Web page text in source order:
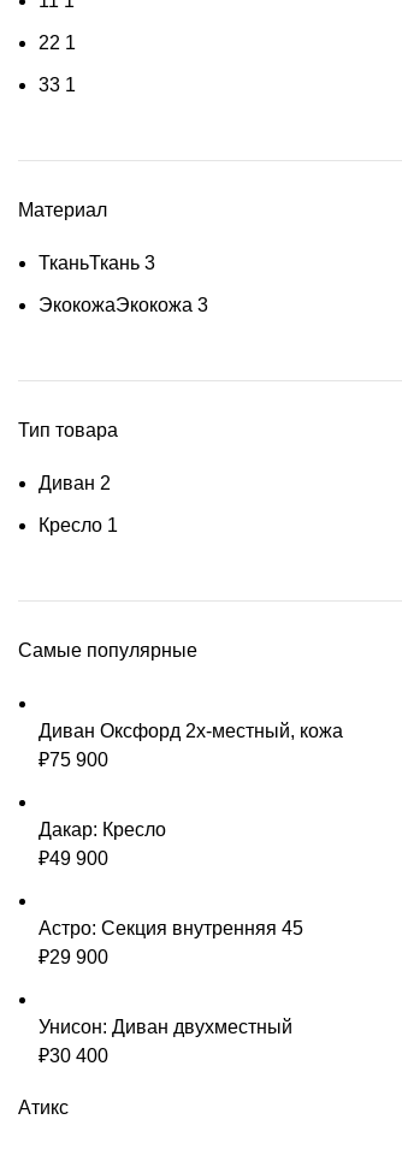
22 1
33 1
Материал
ТканьТкань 3
ЭкокожаЭкокожа 3
Тип товара
Диван 2
Кресло 1
Самые популярные
Диван Оксфорд 2х-местный, кожа
₽75 900
Дакар: Кресло
₽49 900
Астро: Секция внутренняя 45
₽29 900
Унисон: Диван двухместный
₽30 400
Атикс